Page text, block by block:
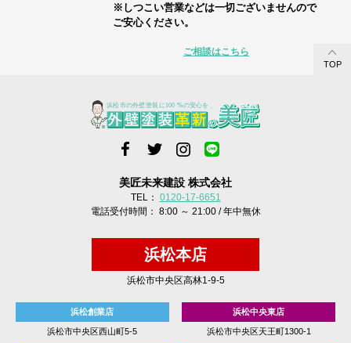
※しつこい営業などは一切ございませんので
ご安心ください。
ご相談はこちら
TOP
美匠未来建設 株式会社
TEL： 0120-17-6651
電話受付時間： 8:00 ～ 21:00 / 年中無休
浜松本店
浜松市中央区高林1-9-5
浜松創業店
浜松市中央区西山町5-5
浜松中央東店
浜松市中央区天王町1300-1